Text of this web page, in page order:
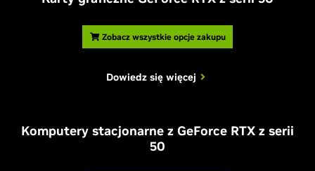
Zobacz wszystkie opcje zakupu
Dowiedz się więcej
Komputery stacjonarne z GeForce RTX z serii
50